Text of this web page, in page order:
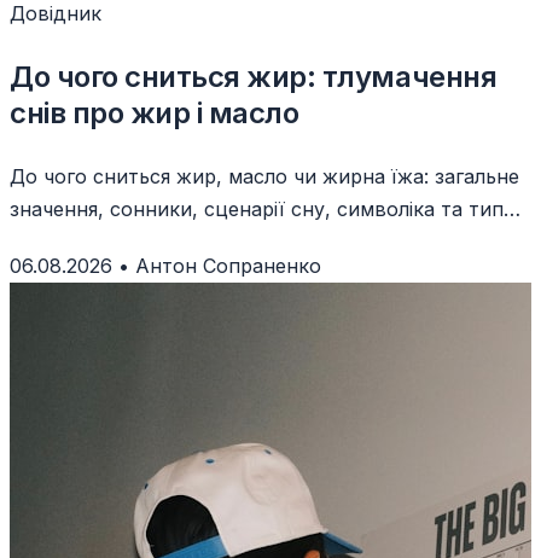
Довідник
До чого сниться жир: тлумачення
снів про жир і масло
До чого сниться жир, масло чи жирна їжа: загальне
значення, сонники, сценарії сну, символіка та типові
06.08.2026 • Антон Сопраненко